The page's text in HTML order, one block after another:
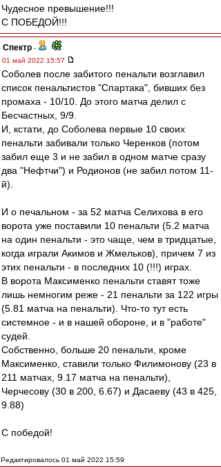
Чудесное превышение!!!
С ПОБЕДОЙ!!!
Спектр -
01 май 2022 15:57
Соболев после забитого пенальти возглавил
список пенальтистов "Спартака", бивших без
промаха - 10/10. До этого матча делил с
Бесчастных, 9/9.
И, кстати, до Соболева первые 10 своих
пенальти забивали только Черенков (потом
забил еще 3 и не забил в одном матче сразу
два "Нефтчи") и Родионов (не забил потом 11-
й).
И о печальном - за 52 матча Селихова в его
ворота уже поставили 10 пенальти (5.2 матча
на один пенальти - это чаще, чем в тридцатые,
когда играли Акимов и Жмельков), причем 7 из
этих пенальти - в последних 10 (!!!) играх.
В ворота Максименко пенальти ставят тоже
лишь немногим реже - 21 пенальти за 122 игры
(5.81 матча на пенальти). Что-то тут есть
системное - и в нашей обороне, и в "работе"
судей.
Собственно, больше 20 пенальти, кроме
Максименко, ставили только Филимонову (23 в
211 матчах, 9.17 матча на пенальти),
Черчесову (30 в 200, 6.67) и Дасаеву (43 в 425,
9.88)
С победой!
Редактировалось 01 май 2022 15:59